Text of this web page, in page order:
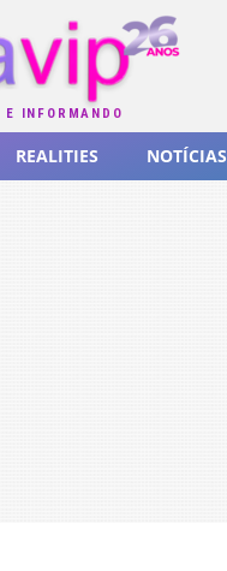
INFORMANDO
REALITIES NOTÍCIAS